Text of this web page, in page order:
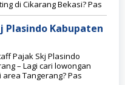
di Cikarang Bekasi? Pas
Plasindo Kabupaten
Pajak Skj Plasindo
– Lagi cari lowongan
Tangerang? Pas